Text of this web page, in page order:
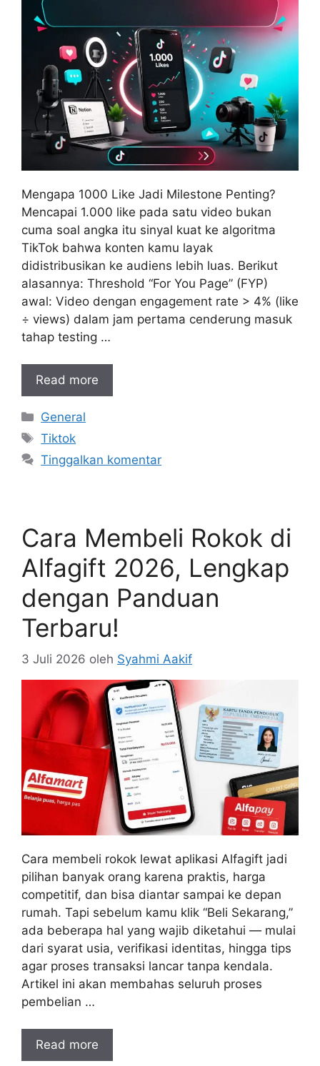
Mengapa 1000 Like Jadi Milestone Penting?
Mencapai 1.000 like pada satu video bukan
cuma soal angka itu sinyal kuat ke algoritma
TikTok bahwa konten kamu layak
didistribusikan ke audiens lebih luas. Berikut
alasannya: Threshold “For You Page” (FYP)
awal: Video dengan engagement rate > 4% (like
÷ views) dalam jam pertama cenderung masuk
tahap testing …
Read more
Kategori
General
Tag
Tiktok
Tinggalkan komentar
Cara Membeli Rokok di
Alfagift 2026, Lengkap
dengan Panduan
Terbaru!
3 Juli 2026 oleh Syahmi Aakif
Cara membeli rokok lewat aplikasi Alfagift jadi
pilihan banyak orang karena praktis, harga
competitif, dan bisa diantar sampai ke depan
rumah. Tapi sebelum kamu klik “Beli Sekarang,”
ada beberapa hal yang wajib diketahui — mulai
dari syarat usia, verifikasi identitas, hingga tips
agar proses transaksi lancar tanpa kendala.
Artikel ini akan membahas seluruh proses
pembelian …
Read more